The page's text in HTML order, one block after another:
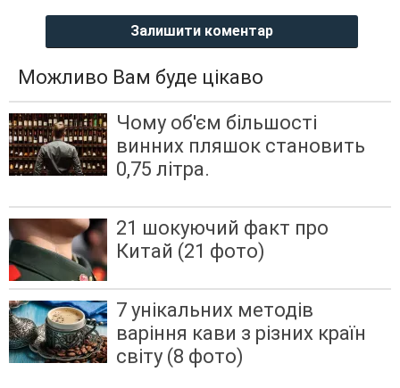
Залишити коментар
Можливо Вам буде цікаво
Чому об'єм більшості
винних пляшок становить
0,75 літра.
21 шокуючий факт про
Китай (21 фото)
7 унікальних методів
варіння кави з різних країн
світу (8 фото)